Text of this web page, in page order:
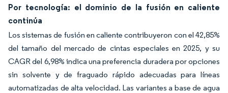
Por tecnología: el dominio de la fusión en caliente
continúa
Los sistemas de fusión en caliente contribuyeron con el 42,85%
del tamaño del mercado de cintas especiales en 2025, y su
CAGR del 6,98% indica una preferencia duradera por opciones
sin solvente y de fraguado rápido adecuadas para líneas
automatizadas de alta velocidad. Las variantes a base de agua